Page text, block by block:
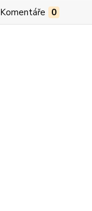
Komentáře 0